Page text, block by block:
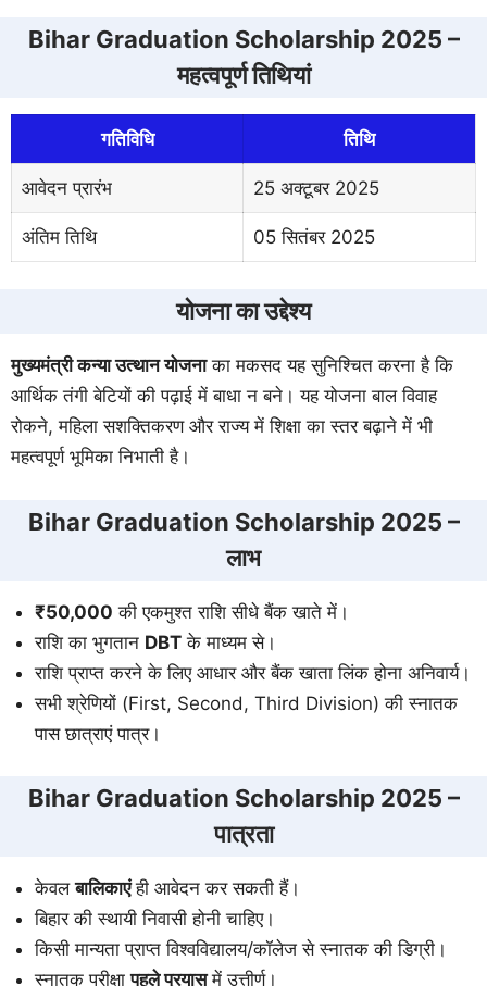
Bihar Graduation Scholarship 2025 –
महत्वपूर्ण तिथियां
गतिविधि तिथि
आवेदन प्रारंभ 25 अक्टूबर 2025
अंतिम तिथि 05 सितंबर 2025
योजना का उद्देश्य
मुख्यमंत्री कन्या उत्थान योजनाका मकसद यह सुनिश्चित करना है कि
आर्थिक तंगी बेटियों की पढ़ाई में बाधा न बने। यह योजना बाल विवाह
रोकने, महिला सशक्तिकरण और राज्य में शिक्षा का स्तर बढ़ाने में भी
महत्वपूर्ण भूमिका निभाती है।
Bihar Graduation Scholarship 2025 –
लाभ
₹50,000 की एकमुश्त राशि सीधे बैंक खाते में।
राशि का भुगतान DBT के माध्यम से।
राशि प्राप्त करने के लिए आधार और बैंक खाता लिंक होना अनिवार्य।
सभी श्रेणियों (First, Second, Third Division) की स्नातक
पास छात्राएं पात्र।
Bihar Graduation Scholarship 2025 –
पात्रता
केवलबालिकाएंही आवेदन कर सकती हैं।
बिहार की स्थायी निवासी होनी चाहिए।
किसी मान्यता प्राप्त विश्वविद्यालय/कॉलेज से स्नातक की डिग्री।
स्नातक परीक्षापहले प्रयासमें उत्तीर्ण।